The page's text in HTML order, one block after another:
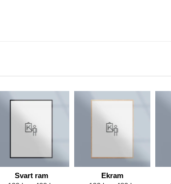
Svart ram Ekram